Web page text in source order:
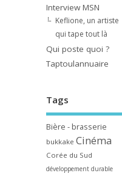
Interview MSN
Keflione, un artiste
qui tape tout là
Qui poste quoi ?
Taptoulannuaire
Tags
Bière - brasserie
bukkake Cinéma
Corée du Sud
développement durable